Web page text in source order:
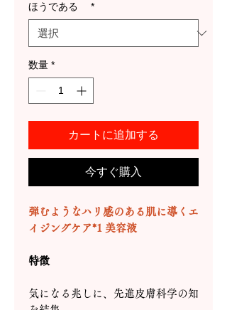
ほうである
*
数量 *
カートに追加する
今すぐ購入
弾むようなハリ感のある肌に導くエ
イジングケア*1 美容液
特徴
気になる兆しに、先進皮膚科学の知